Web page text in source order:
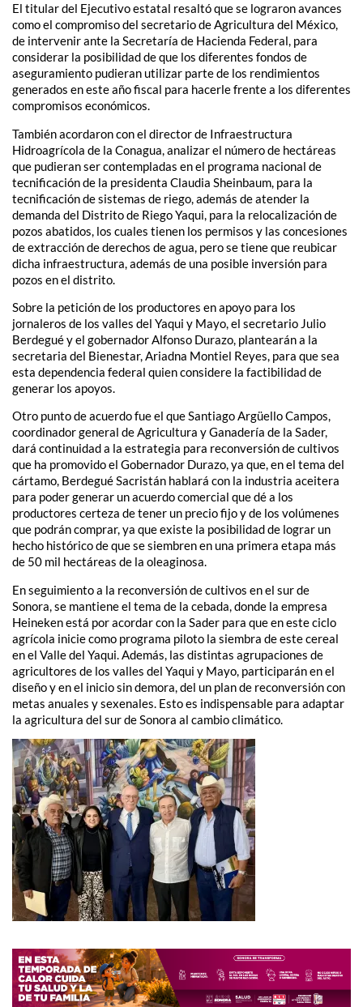
El titular del Ejecutivo estatal resaltó que se lograron avances
como el compromiso del secretario de Agricultura del México,
de intervenir ante la Secretaría de Hacienda Federal, para
considerar la posibilidad de que los diferentes fondos de
aseguramiento pudieran utilizar parte de los rendimientos
generados en este año fiscal para hacerle frente a los diferentes
compromisos económicos.
También acordaron con el director de Infraestructura
Hidroagrícola de la Conagua, analizar el número de hectáreas
que pudieran ser contempladas en el programa nacional de
tecnificación de la presidenta Claudia Sheinbaum, para la
tecnificación de sistemas de riego, además de atender la
demanda del Distrito de Riego Yaqui, para la relocalización de
pozos abatidos, los cuales tienen los permisos y las concesiones
de extracción de derechos de agua, pero se tiene que reubicar
dicha infraestructura, además de una posible inversión para
pozos en el distrito.
Sobre la petición de los productores en apoyo para los
jornaleros de los valles del Yaqui y Mayo, el secretario Julio
Berdegué y el gobernador Alfonso Durazo, plantearán a la
secretaria del Bienestar, Ariadna Montiel Reyes, para que sea
esta dependencia federal quien considere la factibilidad de
generar los apoyos.
Otro punto de acuerdo fue el que Santiago Argüello Campos,
coordinador general de Agricultura y Ganadería de la Sader,
dará continuidad a la estrategia para reconversión de cultivos
que ha promovido el Gobernador Durazo, ya que, en el tema del
cártamo, Berdegué Sacristán hablará con la industria aceitera
para poder generar un acuerdo comercial que dé a los
productores certeza de tener un precio fijo y de los volúmenes
que podrán comprar, ya que existe la posibilidad de lograr un
hecho histórico de que se siembren en una primera etapa más
de 50 mil hectáreas de la oleaginosa.
En seguimiento a la reconversión de cultivos en el sur de
Sonora, se mantiene el tema de la cebada, donde la empresa
Heineken está por acordar con la Sader para que en este ciclo
agrícola inicie como programa piloto la siembra de este cereal
en el Valle del Yaqui. Además, las distintas agrupaciones de
agricultores de los valles del Yaqui y Mayo, participarán en el
diseño y en el inicio sin demora, del un plan de reconversión con
metas anuales y sexenales. Esto es indispensable para adaptar
la agricultura del sur de Sonora al cambio climático.